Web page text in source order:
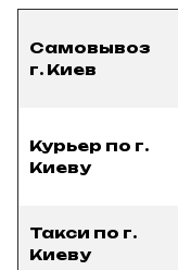
Самовывоз
г. Киев
Курьер по г.
Киеву
Такси по г.
Киеву